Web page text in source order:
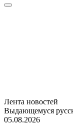
Лента новостей
Выдающемуся
05.08.2026